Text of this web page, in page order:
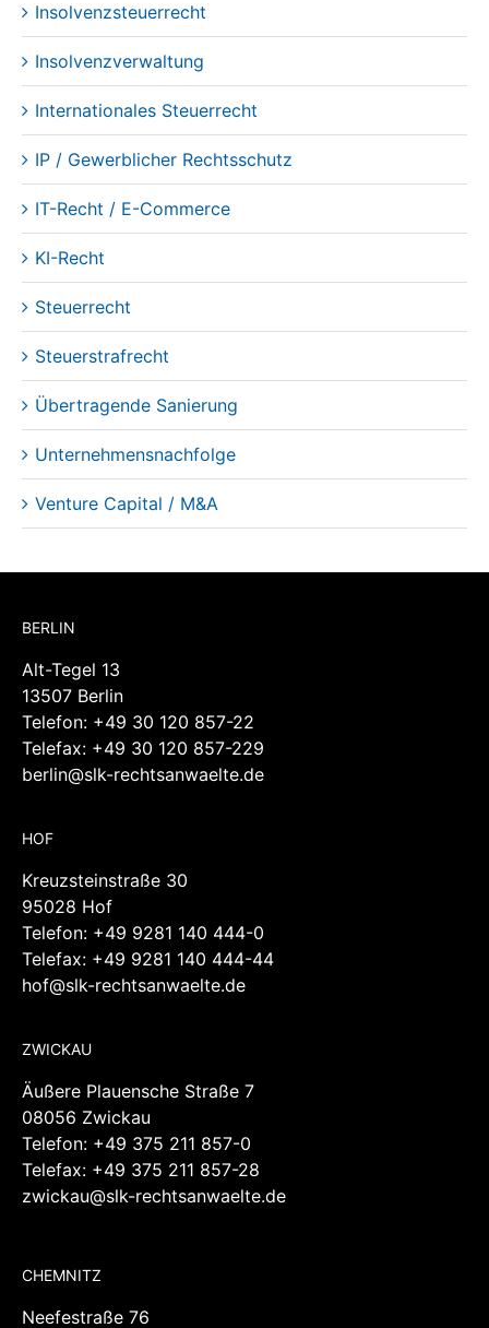
Insolvenzsteuerrecht
Insolvenzverwaltung
Internationales Steuerrecht
IP / Gewerblicher Rechtsschutz
IT-Recht / E-Commerce
KI-Recht
Steuerrecht
Steuerstrafrecht
Übertragende Sanierung
Unternehmensnachfolge
Venture Capital / M&A
BERLIN
Alt-Tegel 13
13507 Berlin
Telefon: +49 30 120 857-22
Telefax: +49 30 120 857-229
berlin@slk-rechtsanwaelte.de
HOF
Kreuzsteinstraße 30
95028 Hof
Telefon: +49 9281 140 444-0
Telefax: +49 9281 140 444-44
hof@slk-rechtsanwaelte.de
ZWICKAU
Äußere Plauensche Straße 7
08056 Zwickau
Telefon: +49 375 211 857-0
Telefax: +49 375 211 857-28
zwickau@slk-rechtsanwaelte.de
CHEMNITZ
Neefestraße 76